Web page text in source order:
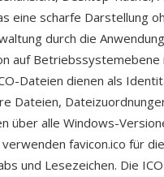
eine scharfe Darstellung
durch die
auf
Dateien dienen als
Dateien,
über alle Windows-
favicon.ico für
und Lesezeichen. Die